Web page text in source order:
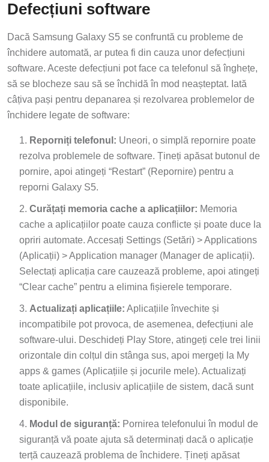
Defecțiuni software
Dacă Samsung Galaxy S5 se confruntă cu probleme de
închidere automată, ar putea fi din cauza unor defecțiuni
software. Aceste defecțiuni pot face ca telefonul să înghețe,
să se blocheze sau să se închidă în mod neașteptat. Iată
câțiva pași pentru depanarea și rezolvarea problemelor de
închidere legate de software:
Reporniți telefonul: Uneori, o simplă repornire poate
rezolva problemele de software. Țineți apăsat butonul de
pornire, apoi atingeți “Restart” (Repornire) pentru a
reporni Galaxy S5.
Curățați memoria cache a aplicațiilor: Memoria
cache a aplicațiilor poate cauza conflicte și poate duce la
opriri automate. Accesați Settings (Setări) > Applications
(Aplicații) > Application manager (Manager de aplicații).
Selectați aplicația care cauzează probleme, apoi atingeți
“Clear cache” pentru a elimina fișierele temporare.
Actualizați aplicațiile: Aplicațiile învechite și
incompatibile pot provoca, de asemenea, defecțiuni ale
software-ului. Deschideți Play Store, atingeți cele trei linii
orizontale din colțul din stânga sus, apoi mergeți la My
apps & games (Aplicațiile și jocurile mele). Actualizați
toate aplicațiile, inclusiv aplicațiile de sistem, dacă sunt
disponibile.
Modul de siguranță: Pornirea telefonului în modul de
siguranță vă poate ajuta să determinați dacă o aplicație
terță cauzează problema de închidere. Țineți apăsat